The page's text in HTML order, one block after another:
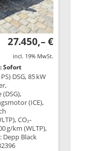
27.450,– €
incl. 19% MwSt.
Sofort
DSG, 85 kW
(ICE),
CO₂-
g/km (WLTP),
Depp Black